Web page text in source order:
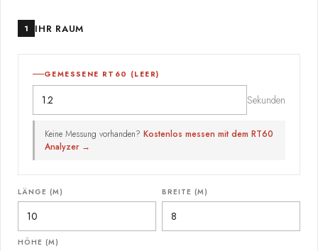
1 IHR RAUM
GEMESSENE RT60 (LEER)
Sekunden
Keine Messung vorhanden? Kostenlos messen mit dem RT60
Analyzer →
LÄNGE (M) BREITE (M)
HÖHE (M)